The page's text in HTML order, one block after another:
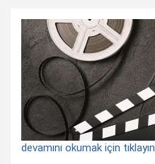
devamını okumak için tıklayın